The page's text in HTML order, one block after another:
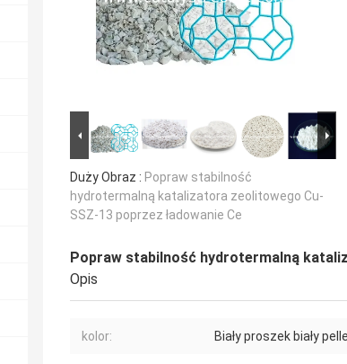
Duży Obraz : Popraw stabilność
hydrotermalną katalizatora zeolitowego Cu-
SSZ-13 poprzez ładowanie Ce
Popraw stabilność hydrotermalną
Opis
kolor: Biały proszek biały